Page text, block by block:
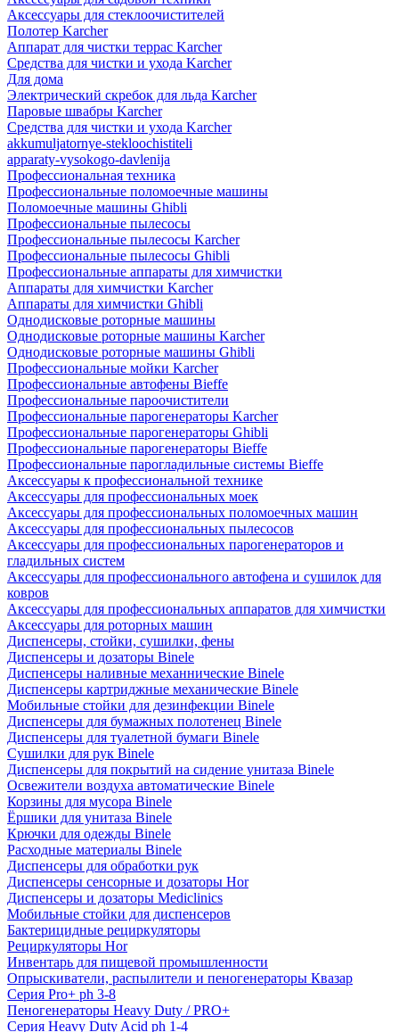
Аксессуары для стеклоочистителей
Полотер Karcher
Аппарат для чистки террас Karcher
Средства для чистки и ухода Karcher
Для дома
Электрический скребок для льда Karcher
Паровые швабры Karcher
Средства для чистки и ухода Karcher
akkumuljatornye-stekloochistiteli
apparaty-vysokogo-davlenija
Профессиональная техника
Профессиональные поломоечные машины
Поломоечные машины Ghibli
Профессиональные пылесосы
Профессиональные пылесосы Karcher
Профессиональные пылесосы Ghibli
Профессиональные аппараты для химчистки
Аппараты для химчистки Karcher
Аппараты для химчистки Ghibli
Однодисковые роторные машины
Однодисковые роторные машины Karcher
Однодисковые роторные машины Ghibli
Профессиональные мойки Karcher
Профессиональные автофены Bieffe
Профессиональные пароочистители
Профессиональные парогенераторы Karcher
Профессиональные парогенераторы Ghibli
Профессиональные парогенераторы Bieffe
Профессиональные парогладильные системы Bieffe
Аксессуары к профессиональной технике
Аксессуары для профессиональных моек
Аксессуары для профессиональных поломоечных машин
Аксессуары для профессиональных пылесосов
Аксессуары для профессиональных парогенераторов и
гладильных систем
Аксессуары для профессионального автофена и сушилок для
ковров
Аксессуары для профессиональных аппаратов для химчистки
Аксессуары для роторных машин
Диспенсеры, стойки, сушилки, фены
Диспенсеры и дозаторы Binele
Диспенсеры наливные механнические Binele
Диспенсеры картриджные механические Binele
Мобильные стойки для дезинфекции Binele
Диспенсеры для бумажных полотенец Binele
Диспенсеры для туалетной бумаги Binele
Сушилки для рук Binele
Диспенсеры для покрытий на сидение унитаза Binele
Освежители воздуха автоматические Binele
Корзины для мусора Binele
Ёршики для унитаза Binele
Крючки для одежды Binele
Расходные материалы Binele
Диспенсеры для обработки рук
Диспенсеры сенсорные и дозаторы Hor
Диспенсеры и дозаторы Mediclinics
Мобильные стойки для диспенсеров
Бактерицидные рециркуляторы
Рециркуляторы Hor
Инвентарь для пищевой промышленности
Опрыскиватели, распылители и пеногенераторы Квазар
Серия Pro+ ph 3-8
Пеногенераторы Heavy Duty / PRO+
Серия Heavy Duty Acid ph 1-4